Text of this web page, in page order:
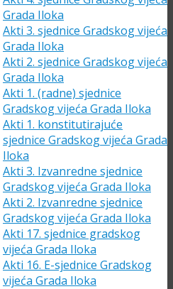
Grada Iloka
Akti 3. sjednice Gradskog vijeća
Grada Iloka
Akti 2. sjednice Gradskog vijeća
Grada Iloka
Akti 1. (radne) sjednice
Gradskog vijeća Grada Iloka
Akti 1. konstitutirajuće
sjednice Gradskog vijeća Grada
Iloka
Akti 3. Izvanredne sjednice
Gradskog vijeća Grada Iloka
Akti 2. Izvanredne sjednice
Gradskog vijeća Grada Iloka
Akti 17. sjednice gradskog
vijeća Grada Iloka
Akti 16. E-sjednice Gradskog
vijeća Grada Iloka